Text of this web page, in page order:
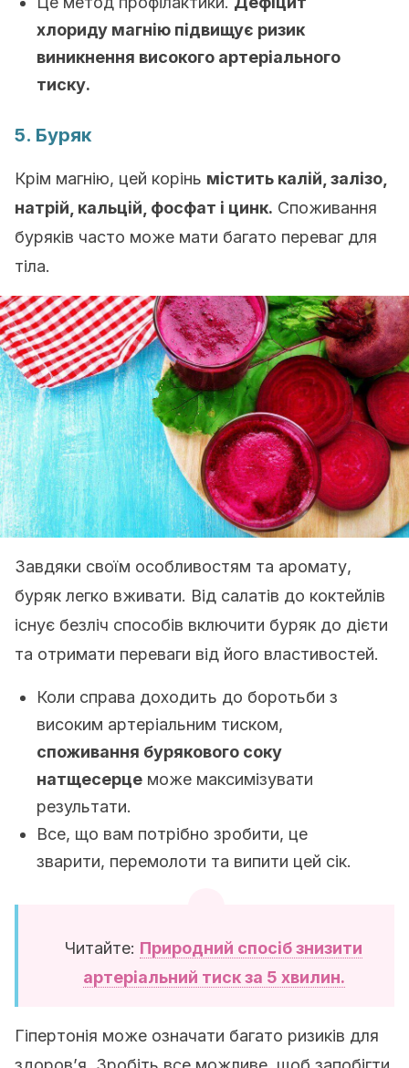
хлориду магнію підвищує ризик
виникнення високого артеріального
тиску.
5. Буряк
Крім магнію, цей корінь містить калій, залізо,
натрій, кальцій, фосфат і цинк. Споживання
буряків часто може мати багато переваг для
тіла.
Завдяки своїм особливостям та аромату,
буряк легко вживати. Від салатів до коктейлів
існує безліч способів включити буряк до дієти
та отримати переваги від його властивостей.
Коли справа доходить до боротьби з
високим артеріальним тиском,
споживання бурякового соку
натщесерце може максимізувати
результати.
Все, що вам потрібно зробити, це
зварити, перемолоти та випити цей сік.
Читайте: Природний спосіб знизити
артеріальний тиск за 5 хвилин.
Гіпертонія може означати багато ризиків для